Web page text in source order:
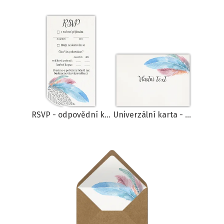
RSVP - odpovědní kartička - Boho feather Univerzální karta - Boho feather